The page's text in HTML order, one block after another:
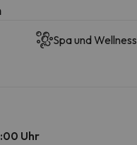
Spa und Wellness
Uhr